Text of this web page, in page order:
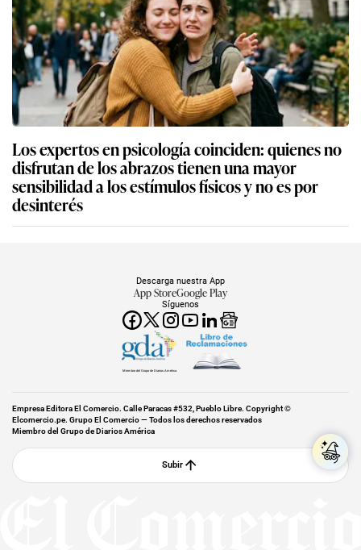
Los expertos en psicología coinciden: quienes no
disfrutan de los abrazos tienen una mayor
sensibilidad a los estímulos físicos y no es por
desinterés
Síguenos
Descarga nuestra App
App StoreGoogle Play
Miembro del Grupo de Diarios América
Empresa Editora El Comercio. Calle Paracas #532, Pueblo Libre. Copyright ©
Elcomercio.pe. Grupo El Comercio — Todos los derechos reservados
Miembro del Grupo de Diarios América
Subir